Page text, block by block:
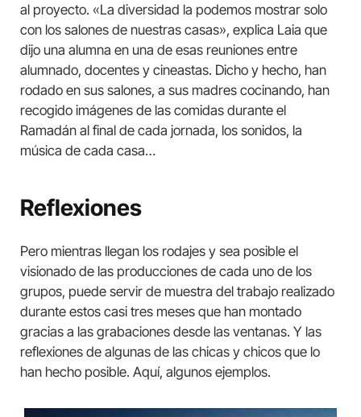
al proyecto. «La diversidad la podemos mostrar solo
con los salones de nuestras casas», explica Laia que
dijo una alumna en una de esas reuniones entre
alumnado, docentes y cineastas. Dicho y hecho, han
rodado en sus salones, a sus madres cocinando, han
recogido imágenes de las comidas durante el
Ramadán al final de cada jornada, los sonidos, la
música de cada casa…
Reflexiones
Pero mientras llegan los rodajes y sea posible el
visionado de las producciones de cada uno de los
grupos, puede servir de muestra del trabajo realizado
durante estos casi tres meses que han montado
gracias a las grabaciones desde las ventanas. Y las
reflexiones de algunas de las chicas y chicos que lo
han hecho posible. Aquí, algunos ejemplos.